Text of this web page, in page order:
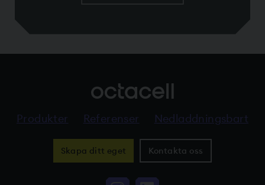
Produkter Referenser Nedladdningsbart
Skapa ditt eget Kontakta oss